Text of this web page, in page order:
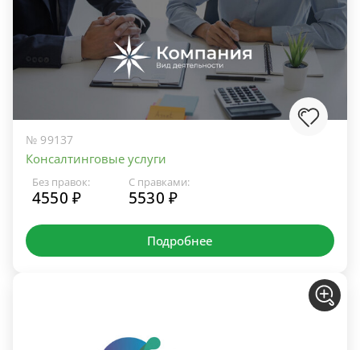
№ 99137
Консалтинговые услуги
Без правок:
4550 ₽
С правками:
5530 ₽
Подробнее